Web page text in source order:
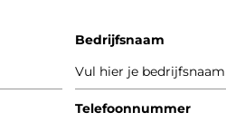
Bedrijfsnaam
Telefoonnummer